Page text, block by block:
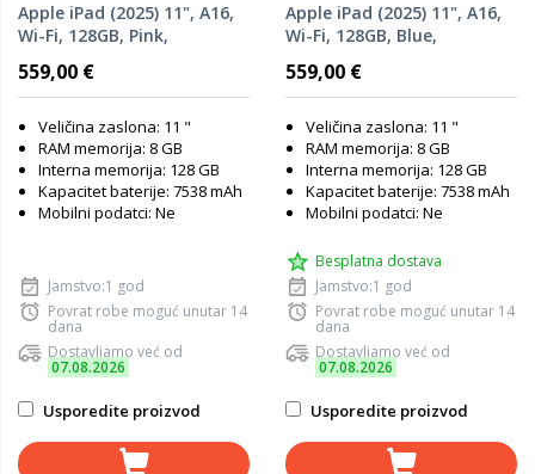
Apple iPad (2025) 11", A16,
Wi-Fi, 128GB, Pink,
559,00 €
Veličina zaslona: 11 "
RAM memorija: 8 GB
Interna memorija: 128 GB
Kapacitet baterije: 7538 mAh
Mobilni podatci: Ne
Jamstvo:1 god
Povrat robe moguć unutar 14
dana
Dostavljamo već od
07.08.2026
Usporedite proizvod
Apple iPad (2025) 11", A16,
Wi-Fi, 128GB, Blue,
559,00 €
Veličina zaslona: 11 "
RAM memorija: 8 GB
Interna memorija: 128 GB
Kapacitet baterije: 7538 mAh
Mobilni podatci: Ne
Besplatna dostava
Jamstvo:1 god
Povrat robe moguć unutar 14
dana
Dostavljamo već od
07.08.2026
Usporedite proizvod